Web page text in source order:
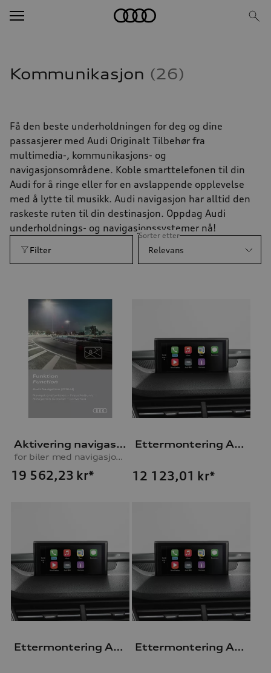
Kommunikasjon 26
Få den beste underholdningen for deg og dine
passasjerer med Audi Originalt Tilbehør fra
multimedia-, kommunikasjons- og
navigasjonsområdene. Koble smarttelefonen til din
Audi for å ringe eller for en avslappende opplevelse
med å lytte til musikk. Audi navigasjon har alltid den
raskeste ruten til din destinasjon. Oppdag Audi
underholdnings- og navigasjonssystemer nå!
Filter
Sorter etter
Relevans
Aktivering navigasjonsfunksjon
for biler med navigasjonsforberedelse (MIB-H)
19 562,23 kr*
Ettermontering Audi Smartphone-Interface
12 123,01 kr*
Ettermontering Audi Smartphone-Interface Ettermontering Audi Smartphone Interface